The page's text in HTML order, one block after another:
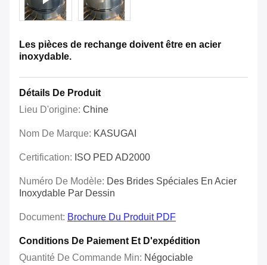
Les pièces de rechange doivent être en acier
inoxydable.
Détails De Produit
Lieu D'origine: Chine
Nom De Marque: KASUGAI
Certification: ISO PED AD2000
Numéro De Modèle: Des Brides Spéciales En Acier
Inoxydable Par Dessin
Document: Brochure Du Produit PDF
Conditions De Paiement Et D'expédition
Quantité De Commande Min: Négociable